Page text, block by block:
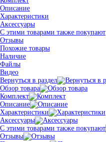
Описание
Характеристики
Аксессуары
С этими товарами также покупают
Отзывы
Похожие товары
Наличие
Файлы
Видео
Вернуться в раздел
Обзор товара
Комплект
Описание
Характеристики
Аксессуары
С этими товарами также покупают
Отзывы